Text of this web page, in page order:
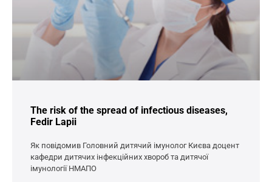
The risk of the spread of infectious diseases,
Fedir Lapii
Як повідомив Головний дитячий імунолог Києва доцент
кафедри дитячих інфекційних хвороб та дитячої
імунології НМАПО